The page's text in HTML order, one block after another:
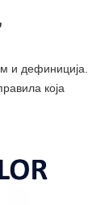
и дефиниција.
која